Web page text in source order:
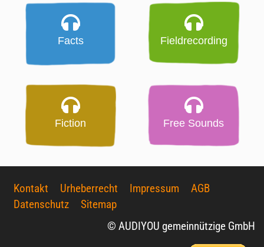
Facts Fieldrecording
Fiction Free Sounds
Kontakt Urheberrecht Impressum
AGB
Datenschutz
Sitemap
© AUDIYOU gemeinnützige GmbH